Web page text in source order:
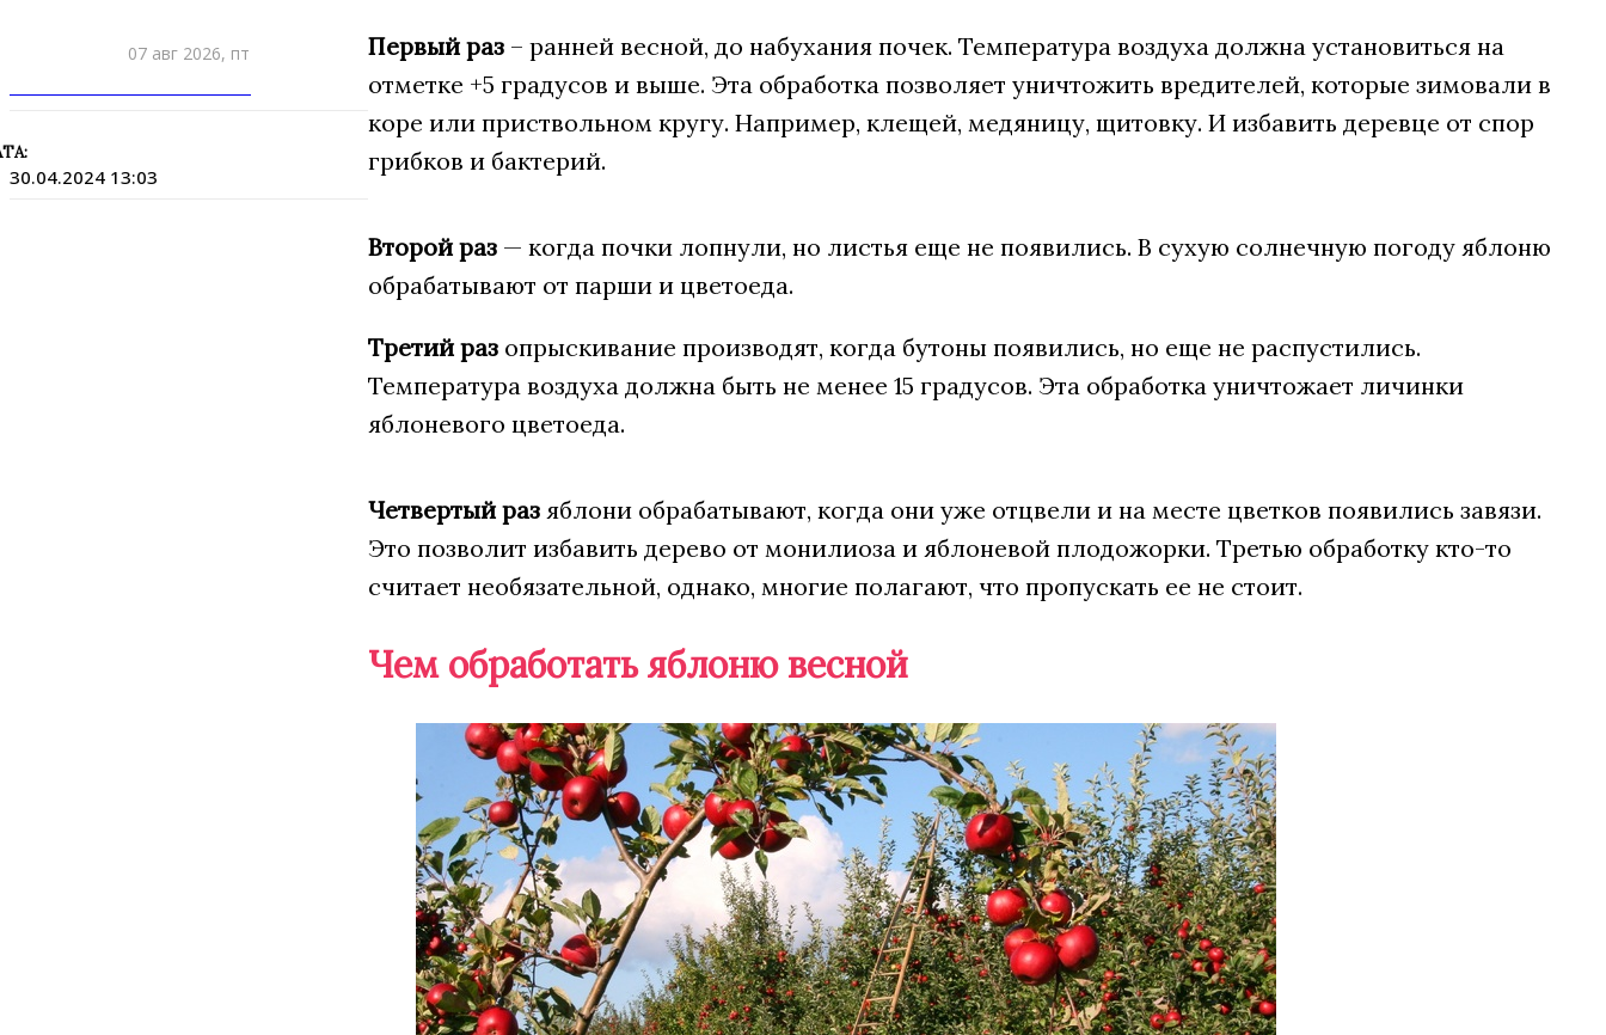
07 авг 2026, пт
30.04.2024 13:03
Первый раз – ранней весной, до набухания почек. Температура воздуха должна установиться на
отметке +5 градусов и выше. Эта обработка позволяет уничтожить вредителей, которые зимовали в
коре или приствольном кругу. Например, клещей, медяницу, щитовку. И избавить деревце от спор
грибков и бактерий.
Второй раз — когда почки лопнули, но листья еще не появились. В сухую солнечную погоду яблоню
обрабатывают от парши и цветоеда.
Третий раз опрыскивание производят, когда бутоны появились, но еще не распустились.
Температура воздуха должна быть не менее 15 градусов. Эта обработка уничтожает личинки
яблоневого цветоеда.
Четвертый раз яблони обрабатывают, когда они уже отцвели и на месте цветков появились завязи.
Это позволит избавить дерево от монилиоза и яблоневой плодожорки. Третью обработку кто-то
считает необязательной, однако, многие полагают, что пропускать ее не стоит.
Чем обработать яблоню весной